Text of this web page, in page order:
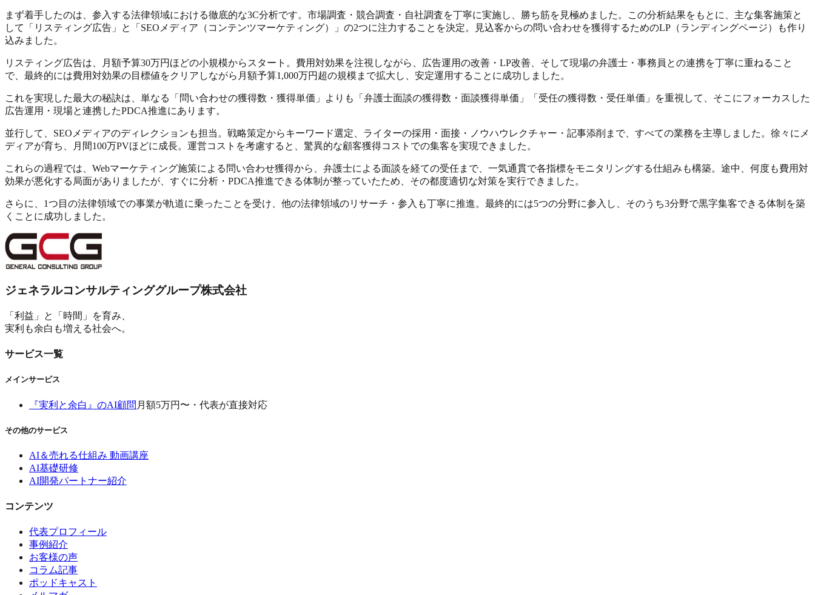
まず着手したのは、参入する法律領域における徹底的な3C分析です。市場調査・競合調査・自社調査を丁寧に実施し、勝ち筋を見極めました。この分析結果をもとに、主な集客施策と
して「リスティング広告」と「SEOメディア（コンテンツマーケティング）」の2つに注力することを決定。見込客からの問い合わせを獲得するためのLP（ランディングページ）も作り
込みました。
リスティング広告は、 月額予算30万円ほどの小規模からスタート 。費用対効果を注視しながら、広告運用の改善・LP改善、そして現場の弁護士・事務員との連携を丁寧に重ねること
で、最終的には費用対効果の目標値をクリアしながら 月額予算1,000万円超の規模まで拡大 し、安定運用することに成功しました。
これを実現した最大の秘訣は、単なる「問い合わせの獲得数・獲得単価」よりも「弁護士面談の獲得数・面談獲得単価」「受任の獲得数・受任単価」を重視して、そこにフォーカスした
広告運用・現場と連携したPDCA推進にあります。
並行して、 SEOメディアのディレクションも担当。戦略策定からキーワード選定、ライターの採用・面接・ノウハウレクチャー・記事添削まで、すべての業務を主導しました。徐々にメ
ディアが育ち、月間100万PVほどに成長。運営コストを考慮すると、 驚異的な顧客獲得コストでの集客を実現できました。
これらの過程では、Webマーケティング施策による問い合わせ獲得から、弁護士による面談を経ての受任まで、 一気通貫で各指標をモニタリングする仕組み も構築。途中、何度も費用対
効果が悪化する局面がありましたが、すぐに分析・PDCA推進できる体制が整っていたため、その都度適切な対策を実行できました。
さらに、1つ目の法律領域での事業が軌道に乗ったことを受け、他の法律領域のリサーチ・参入も丁寧に推進。最終的には5つの分野に参入し、そのうち3分野で黒字集客できる体制を築
くことに成功しました。
ジェネラルコンサルティンググループ株式会社
「利益」と「時間」を育み、
実利も余白も増える社会へ。
サービス一覧
メインサービス
『実利と余白』のAI顧問 月額5万円〜・代表が直接対応
その他のサービス
AI＆売れる仕組み 動画講座
AI基礎研修
AI開発パートナー紹介
コンテンツ
代表プロフィール
事例紹介
お客様の声
コラム記事
ポッドキャスト